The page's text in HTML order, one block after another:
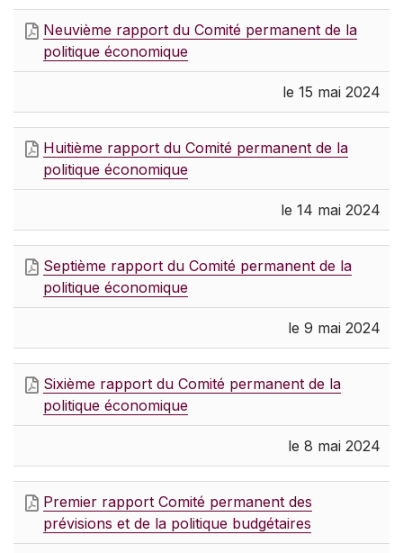
Neuvième rapport du Comité permanent de la
politique économique
le 15 mai 2024
Huitième rapport du Comité permanent de la
politique économique
le 14 mai 2024
Septième rapport du Comité permanent de la
politique économique
le 9 mai 2024
Sixième rapport du Comité permanent de la
politique économique
le 8 mai 2024
Premier rapport Comité permanent des
prévisions et de la politique budgétaires